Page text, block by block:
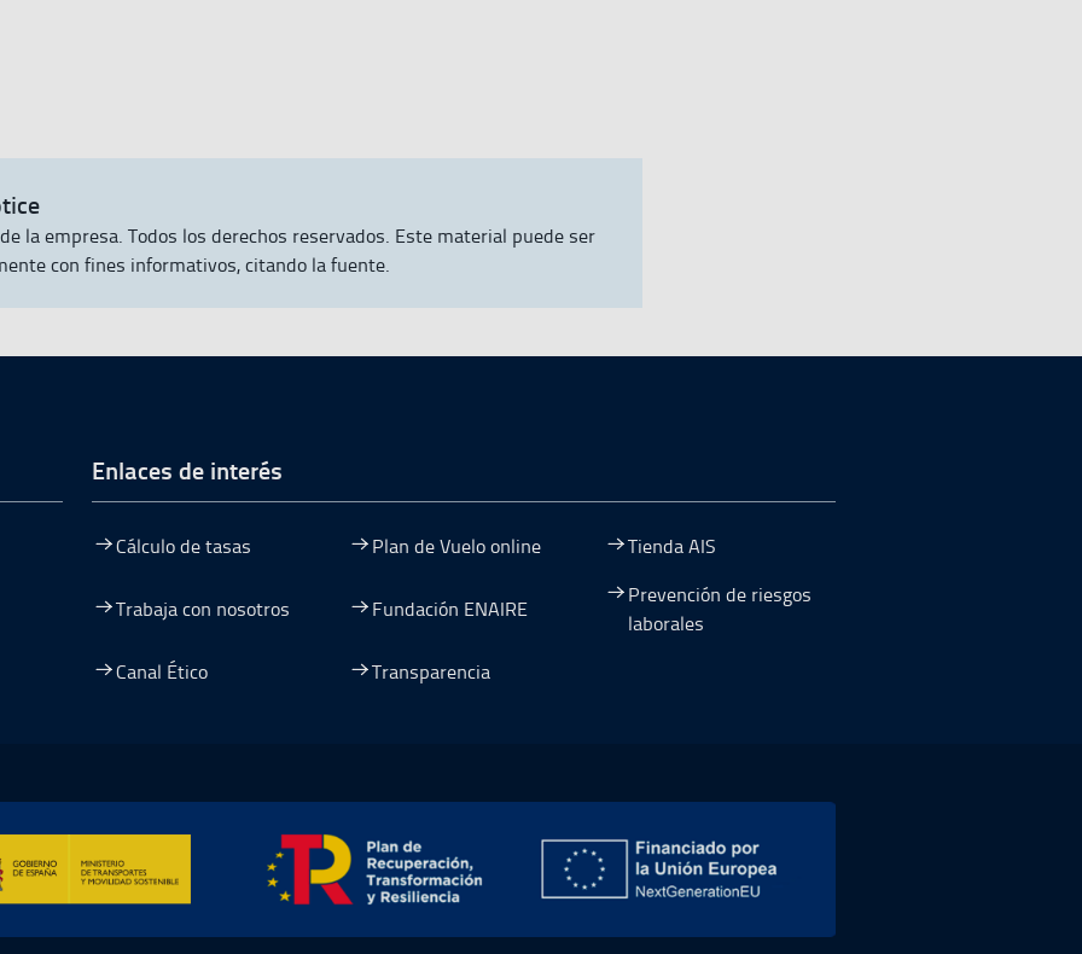
la empresa. Todos los derechos reservados. Este material puede ser
con fines informativos, citando la fuente.
página
ventanaventana
una nueva ventana
Enlaces de interés
Cálculo de tasas Plan de Vuelo online Tienda AIS
Trabaja con nosotros Fundación ENAIRE
Prevención de riesgos
laborales
Canal Ético
Transparencia
y Resiliencia, abre en ventana nueva